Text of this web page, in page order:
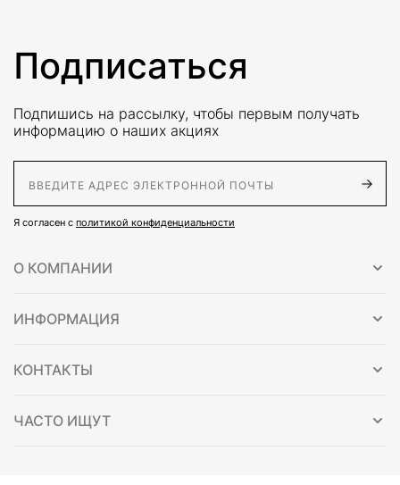
Подписаться
Подпишись на рассылку, чтобы первым получать
информацию о наших акциях
Я согласен с политикой конфиденциальности
О КОМПАНИИ
ИНФОРМАЦИЯ
КОНТАКТЫ
ЧАСТО ИЩУТ